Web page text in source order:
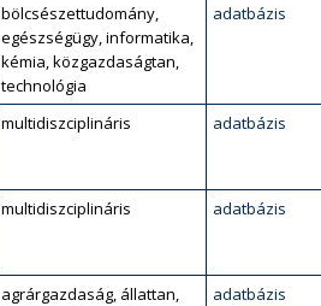
bölcsészettudomány,
egészségügy, informatika,
kémia, közgazdaságtan,
technológia
adatbázis
multidiszciplináris adatbázis
multidiszciplináris adatbázis
agrárgazdaság, állattan,
adatbázis